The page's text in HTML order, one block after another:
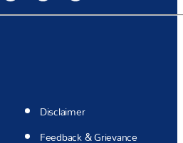
Disclaimer
Feedback & Grievance